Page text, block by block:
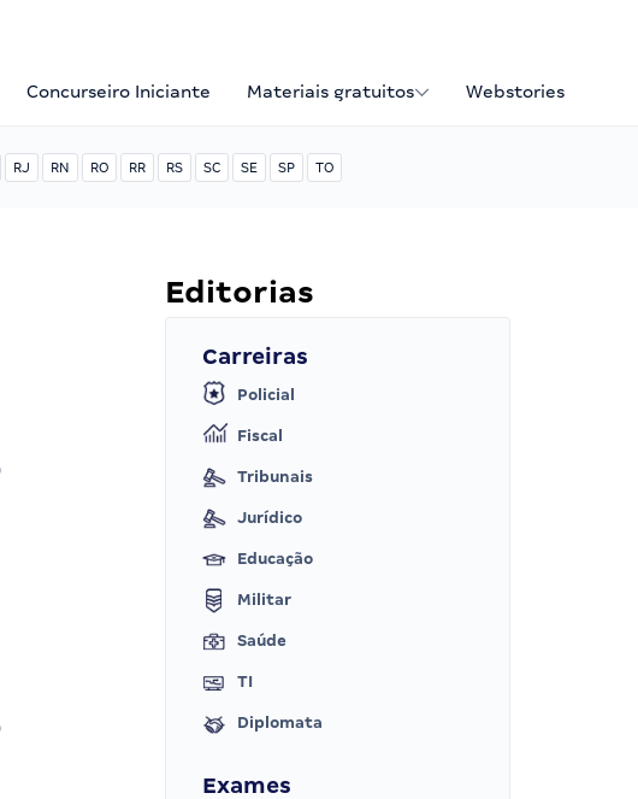
Concurseiro Iniciante Materiais gratuitos Webstories
RJ RN RO RR RS SC SE SP TO
Editorias
Carreiras
Policial
Fiscal
Tribunais
Jurídico
Educação
Militar
Saúde
TI
Diplomata
Exames